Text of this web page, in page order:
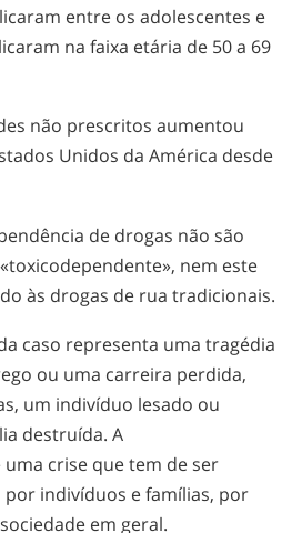
entre os adolescentes e
na faixa etária de 50 a 69
não prescritos aumentou
Unidos da América desde
de drogas não são
nem este
às drogas de rua tradicionais.
caso representa uma tragédia
ou uma carreira perdida,
um indivíduo lesado ou
destruída. A
crise que tem de ser
por indivíduos e famílias, por
em geral.